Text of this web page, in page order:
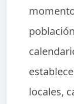
locales,